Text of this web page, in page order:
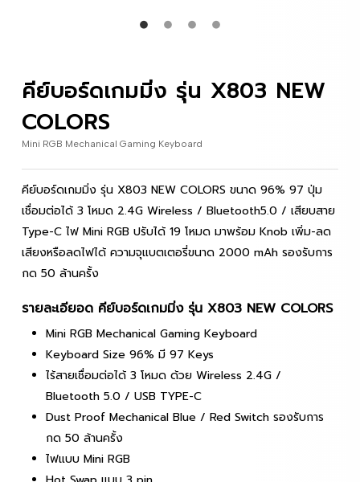
คีย์บอร์ดเกมมิ่ง รุ่น X803 NEW
COLORS
Mini RGB Mechanical Gaming Keyboard
คีย์บอร์ดเกมมิ่ง รุ่น X803 NEW COLORS ขนาด 96% 97 ปุ่ม
เชื่อมต่อได้ 3 โหมด 2.4G Wireless / Bluetooth5.0 / เสียบสาย
Type-C ไฟ Mini RGB ปรับได้ 19 โหมด มาพร้อม Knob เพิ่ม-ลด
เสียงหรือลดไฟได้ ความจุแบตเตอรี่ขนาด 2000 mAh รองรับการ
กด 50 ล้านครั้ง
รายละเอียอด คีย์บอร์ดเกมมิ่ง รุ่น X803 NEW COLORS
Mini RGB Mechanical Gaming Keyboard
Keyboard Size 96% มี 97 Keys
ไร้สายเชื่อมต่อได้ 3 โหมด ด้วย Wireless 2.4G /
Bluetooth 5.0 / USB TYPE-C
Dust Proof Mechanical Blue / Red Switch รองรับการ
กด 50 ล้านครั้ง
ไฟแบบ Mini RGB